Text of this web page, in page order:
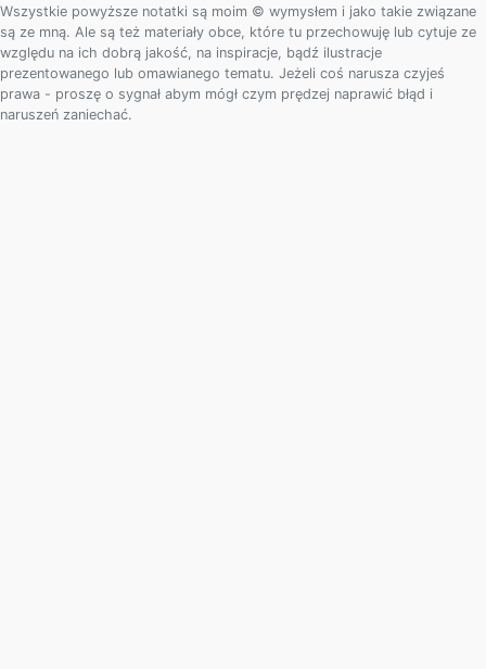
Wszystkie powyższe notatki są moim © wymysłem i jako takie związane
są ze mną. Ale są też materiały obce, które tu przechowuję lub cytuje ze
względu na ich dobrą jakość, na inspiracje, bądź ilustracje
prezentowanego lub omawianego tematu. Jeżeli coś narusza czyjeś
prawa - proszę o sygnał abym mógł czym prędzej naprawić błąd i
naruszeń zaniechać.